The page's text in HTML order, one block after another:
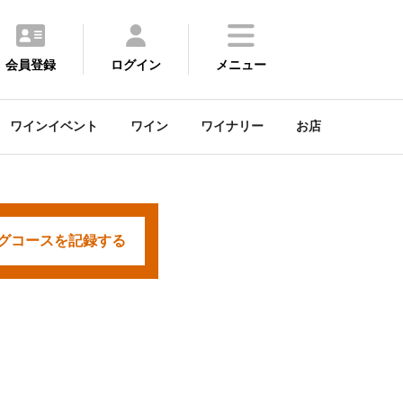
会員登録 ログイン メニュー
ワインイベント ワイン ワイナリー お店
コースを記録する